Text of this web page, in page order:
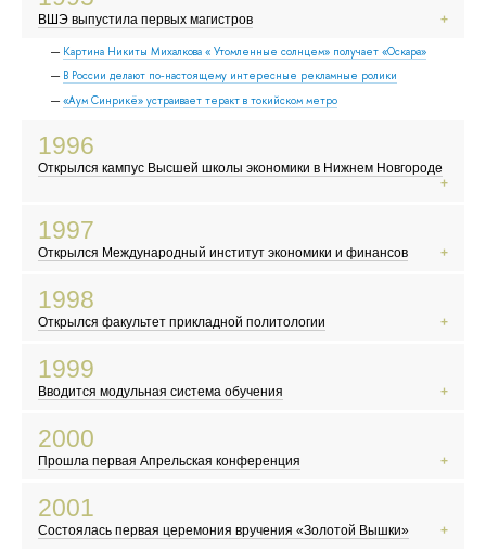
Начинается война в Чечне
Курт Кобейн кончает жизнь самоубийством
МММ и другие финансовые пирамиды
ВШЭ выпустила первых магистров
Картина Никиты Михалкова « Утомленные солнцем» получает «Оскара»
В России делают по-настоящему интересные рекламные ролики
«Аум Синрикё» устраивает теракт в токийском метро
1996
Открылся кампус Высшей школы экономики в Нижнем Новгороде
В России появляется новый класс сверхбогатых людей — олигархов
Ученые создают овечку Долли, первое клонированное млекопитающее
1997
Открылся Международный институт экономики и финансов
Выходит первая книга о Гарри Поттере
Появляется поисковик «Яндекс»
1998
Открылся факультет прикладной политологии
В США происходит попытка импичмента президента Билла Клинтона
В России начинает работать MTV
1999
Вводится модульная система обучения
Население Земли достигло 6 миллиардов
Борис Ельцин уходит в отставку
2000
Прошла первая Апрельская конференция
Жорес Алферов получает Нобелевскую премию
Выходит фильм «Брат-2»
2001
Состоялась первая церемония вручения «Золотой Вышки»